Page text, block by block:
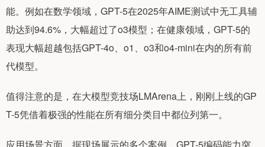
能。例如在数学领域，GPT-5在2025年AIME测试中无工具辅
助达到94.6%，大幅超过了o3模型；在健康领域，GPT-5的
表现大幅超越包括GPT-4o、o1、o3和o4-mini在内的所有前
代模型。
值得注意的是，在大模型竞技场LMArena上，刚刚上线的GP
T-5凭借着极强的性能在所有细分类目中都位列第一。
应用场景方面，据现场展示的多个案例，GPT-5编码能力突